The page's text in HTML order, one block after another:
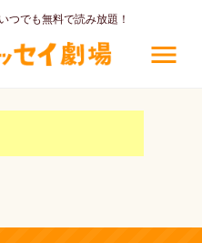
つでも無料で読み放題！
menu